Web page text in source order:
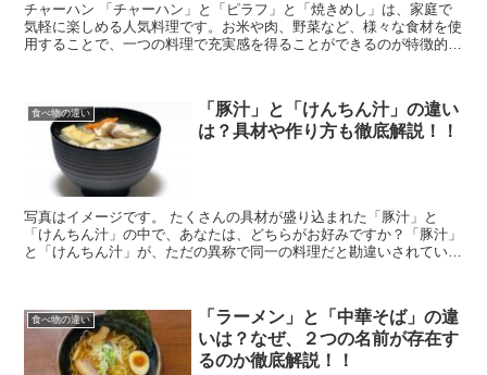
チャーハン 「チャーハン」と「ピラフ」と「焼きめし」は、家庭で
気軽に楽しめる人気料理です。お米や肉、野菜など、様々な食材を使
用することで、一つの料理で充実感を得ることができるのが特徴的で
食べ物の違い
「豚汁」と「けんちん汁」の違い
は？具材や作り方も徹底解説！！
写真はイメージです。 たくさんの具材が盛り込まれた「豚汁」と
「けんちん汁」の中で、あなたは、どちらがお好みですか？「豚汁」
と「けんちん汁」が、ただの異称で同一の料理だと勘違いされている
食べ物の違い
「ラーメン」と「中華そば」の違
いは？なぜ、２つの名前が存在す
るのか徹底解説！！